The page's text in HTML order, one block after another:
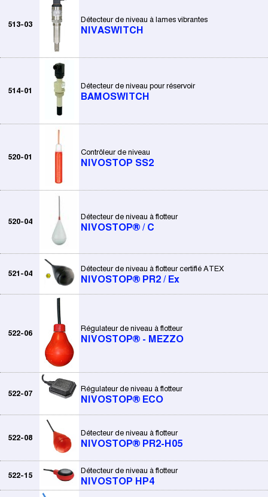
513-03
Détecteur de niveau à lames vibrantes
NIVASWITCH
514-01
Détecteur de niveau pour réservoir
BAMOSWITCH
520-01
Contrôleur de niveau
NIVOSTOP SS2
520-04
Détecteur de niveau à flotteur
NIVOSTOP® / C
521-04
Détecteur de niveau à flotteur certifié ATEX
NIVOSTOP® PR2 / Ex
522-06
Régulateur de niveau à flotteur
NIVOSTOP® - MEZZO
522-07
Régulateur de niveau à flotteur
NIVOSTOP® ECO
522-08
Détecteur de niveau à flotteur
NIVOSTOP® PR2-H05
522-15
Détecteur de niveau à flotteur
NIVOSTOP HP4